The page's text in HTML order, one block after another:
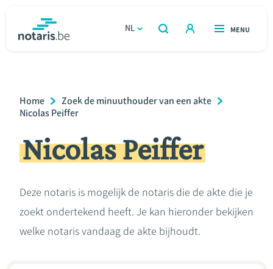
gaan
NL
OPEN
ZOEKEN
OPEN
MENU
Relatie & samenleven
Erven & schenken
Over de notaris
Breadcrumb
Home
Zoek de minuuthouder van een akte
Nicolas Peiffer
Nicolas Peiffer
Deze notaris is mogelijk de notaris die de akte die je
zoekt ondertekend heeft. Je kan hieronder bekijken
welke notaris vandaag de akte bijhoudt.